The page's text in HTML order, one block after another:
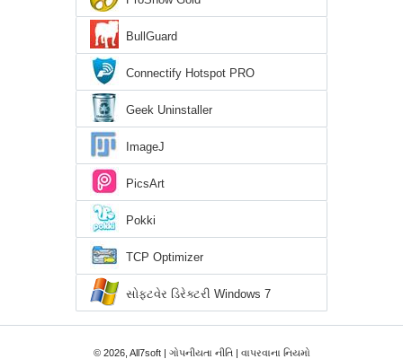
BullGuard
Connectify Hotspot PRO
Geek Uninstaller
ImageJ
PicsArt
Pokki
TCP Optimizer
સોફ્ટવેર ડિરેક્ટરી Windows 7
© 2026, All7soft | ગોપનીયતા નીતિ | વાપરવાના નિયમો